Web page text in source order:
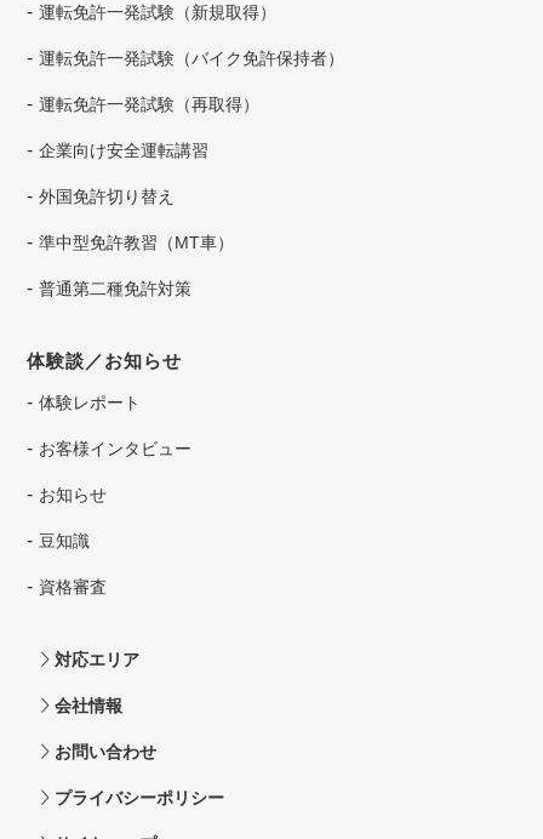
運転免許一発試験（新規取得）
運転免許一発試験（バイク免許保持者）
運転免許一発試験（再取得）
企業向け安全運転講習
外国免許切り替え
準中型免許教習（MT車）
普通第二種免許対策
体験談／お知らせ
体験レポート
お客様インタビュー
お知らせ
豆知識
資格審査
対応エリア
会社情報
お問い合わせ
プライバシーポリシー